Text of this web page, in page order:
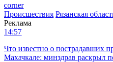
corner
Происшествия Рязанская
Реклама
14:57
Что известно о пострадавших
Махачкале: минздрав раскрыл